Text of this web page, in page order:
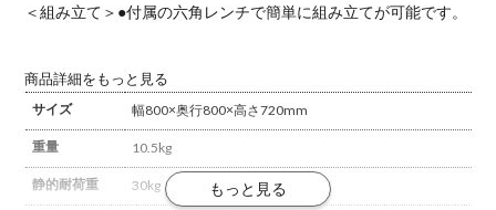
＜組み立て＞ ●付属の六角レンチで簡単に組み立てが可能です。
商品詳細をもっと見る
サイズ
幅800×奥行800×高さ720mm
重量 10.5kg
静的耐荷重 30kg